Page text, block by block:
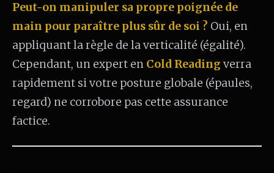
Peut-on manipuler sa propre poignée de
main pour paraître plus sûr de soi ? Oui, en
appliquant la règle de la verticalité (égalité).
Cependant, un expert en Cold Reading verra
rapidement si votre posture globale (épaules,
regard) ne corrobore pas cette assurance
factice.